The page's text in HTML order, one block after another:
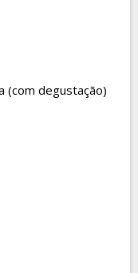
(com degustação)